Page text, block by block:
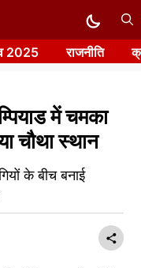
2025 राजनीति
में चमका
चौथा स्थान
के बीच बनाई